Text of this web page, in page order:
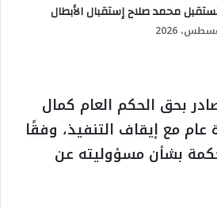
محمد صلاح إستقبال الأبطال
بحق الحكم العام كمال
مع إيقاف التنفيذ، وفقًا
بشأن مسؤوليته عن